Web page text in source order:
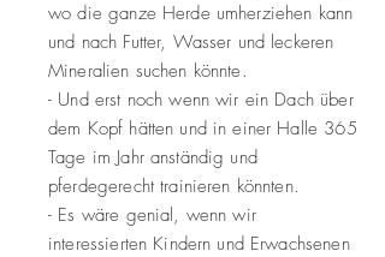
wo die ganze Herde umherziehen kann
und nach Futter, Wasser und leckeren
Mineralien suchen könnte.
- Und erst noch wenn wir ein Dach über
dem Kopf hätten und in einer Halle 365
Tage im Jahr anständig und
pferdegerecht trainieren könnten.
- Es wäre genial, wenn wir
interessierten Kindern und Erwachsenen